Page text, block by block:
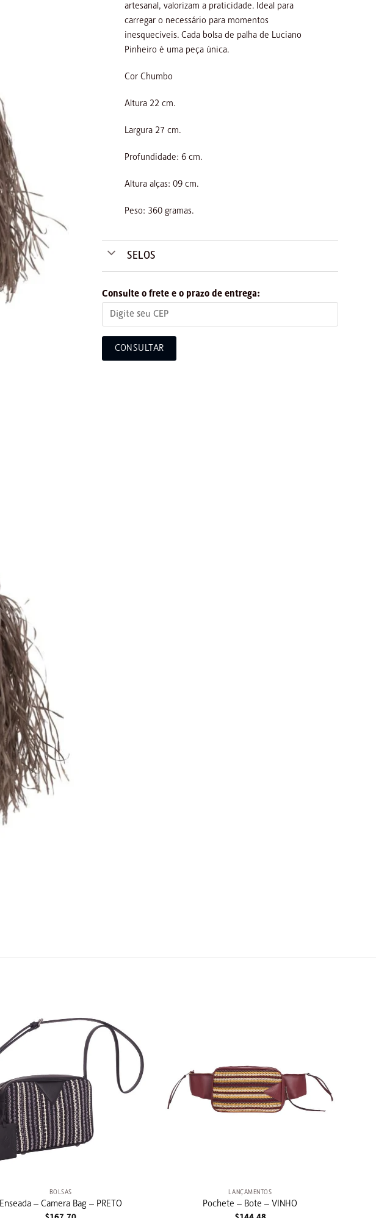
artesanal, valorizam a praticidade. Ideal para
carregar o necessário para momentos
inesquecíveis. Cada bolsa de palha de Luciano
Pinheiro é uma peça única.
Cor Chumbo
Altura 22 cm.
Largura 27 cm.
Profundidade: 6 cm.
Altura alças: 09 cm.
Peso: 360 gramas.
SELOS
Consulte o frete e o prazo de entrega:
CONSULTAR
BOLSAS
Enseada – Camera Bag – PRETO
LANÇAMENTOS
Pochete – Bote – VINHO